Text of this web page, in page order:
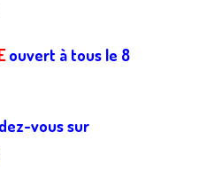
ouvert à tous le 8
vous sur